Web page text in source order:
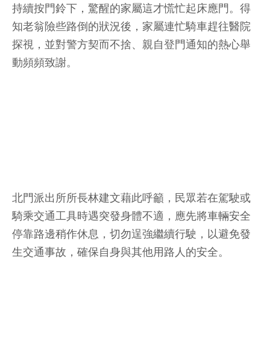
持續按門鈴下，驚醒的家屬這才慌忙起床應門。得
知老翁險些路倒的狀況後，家屬連忙騎車趕往醫院
探視，並對警方契而不捨、親自登門通知的熱心舉
動頻頻致謝。
北門派出所所長林建文藉此呼籲，民眾若在駕駛或
騎乘交通工具時遇突發身體不適，應先將車輛安全
停靠路邊稍作休息，切勿逞強繼續行駛，以避免發
生交通事故，確保自身與其他用路人的安全。